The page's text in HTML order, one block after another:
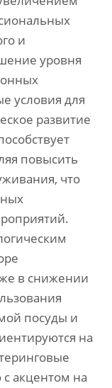
и
уровня
условия для
развитие
повысить
что
в снижении
посуды и
на
акцентом на